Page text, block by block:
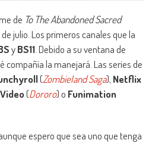
de To The Abandoned Sacred
julio. Los primeros canales que la
yBS11. Debido a su ventana de
compañía la manejará. Las series de
(Zombieland Saga), Netflix
(Dororo) o Funimation
espero que sea uno que tenga